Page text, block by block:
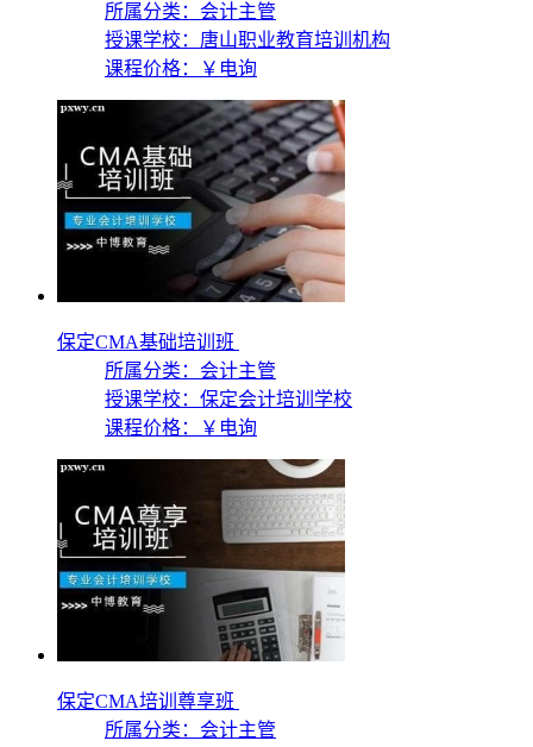
所属分类：会计主管
授课学校： 唐山职业教育培训机构
课程价格：
￥电询
保定CMA基础培训班
所属分类：会计主管
授课学校： 保定会计培训学校
课程价格：
￥电询
保定CMA培训尊享班
所属分类：会计主管